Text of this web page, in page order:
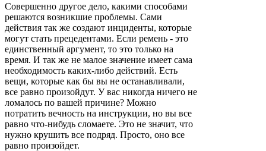
Совершенно другое дело, какими способами
решаются возникшие проблемы. Сами
действия так же создают инциденты, которые
могут стать прецедентами. Если ремень - это
единственный аргумент, то это только на
время. И так же не малое значение имеет сама
необходимость каких-либо действий. Есть
вещи, которые как бы вы не останавливали,
все равно произойдут. У вас никогда ничего не
ломалось по вашей причине? Можно
потратить вечность на инструкции, но вы все
равно что-нибудь сломаете. Это не значит, что
нужно крушить все подряд. Просто, оно все
равно произойдет.